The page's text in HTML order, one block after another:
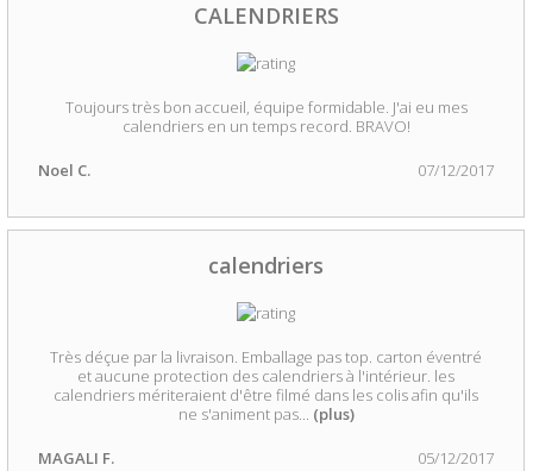
CALENDRIERS
Toujours très bon accueil, équipe formidable. J'ai eu mes
calendriers en un temps record. BRAVO!
Noel C. 07/12/2017
calendriers
Très déçue par la livraison. Emballage pas top. carton éventré
et aucune protection des calendriers à l'intérieur. les
calendriers mériteraient d'être filmé dans les colis afin qu'ils
ne s'animent pas... (plus)
MAGALI F. 05/12/2017